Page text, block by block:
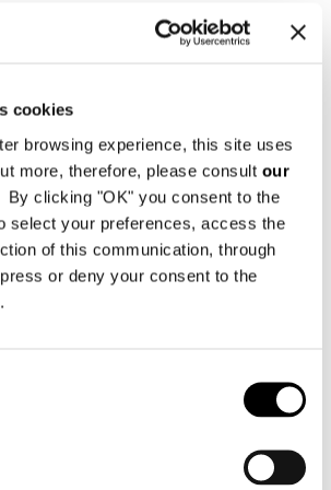
cookies
browsing experience, this site uses
more, therefore, please consult our
clicking "OK" you consent to the
select your preferences, access the
of this communication, through
or deny your consent to the
Gestells
mit Palisander Santos* Dark
mit matter
mit gebürsteter offenporiger